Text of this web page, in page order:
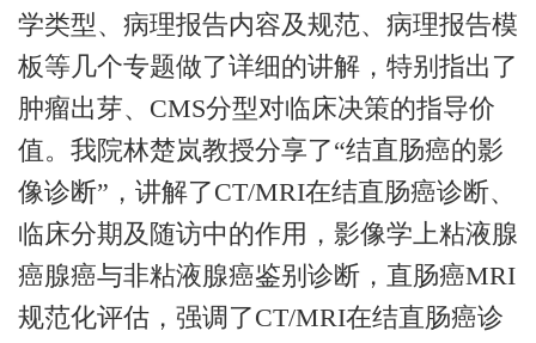
学类型、病理报告内容及规范、病理报告模
板等几个专题做了详细的讲解，特别指出了
肿瘤出芽、CMS分型对临床决策的指导价
值。我院林楚岚教授分享了“结直肠癌的影
像诊断”，讲解了CT/MRI在结直肠癌诊断、
临床分期及随访中的作用，影像学上粘液腺
癌腺癌与非粘液腺癌鉴别诊断，直肠癌MRI
规范化评估，强调了CT/MRI在结直肠癌诊